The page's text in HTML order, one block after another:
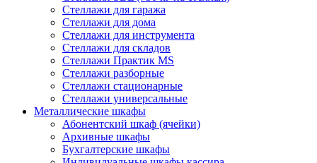
Стеллажи для гаража
Стеллажи для дома
Стеллажи для инструмента
Стеллажи для складов
Стеллажи Практик MS
Стеллажи разборные
Стеллажи стационарные
Стеллажи универсальные
Металлические шкафы
Абонентский шкаф (ячейки)
Архивные шкафы
Бухгалтерские шкафы